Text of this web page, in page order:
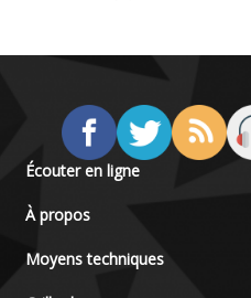
Écouter en ligne
À propos
Moyens techniques